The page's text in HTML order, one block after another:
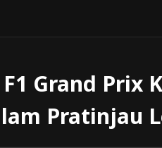
Grand Prix
Pratinjau